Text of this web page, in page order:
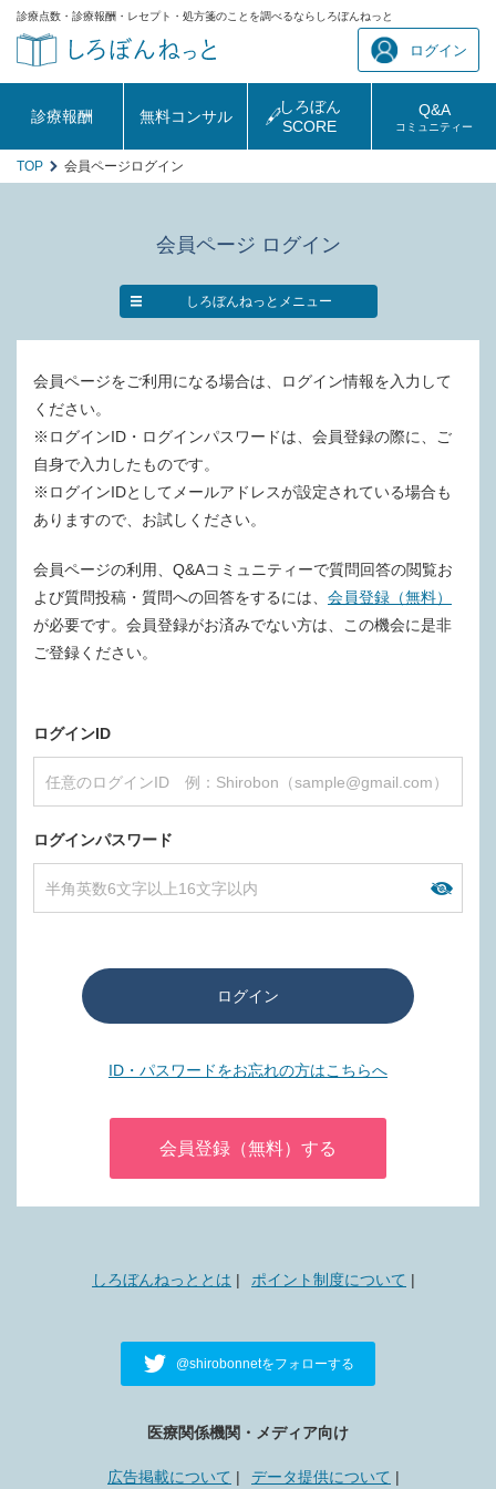
診療点数・診療報酬・レセプト・処方箋のことを調べるならしろぼんねっと
ログイン
診療報酬 無料コンサル
しろぼん
SCORE
Q&A
コミュニティー
TOP 会員ページログイン
会員ページ ログイン
しろぼんねっとメニュー
会員ページをご利用になる場合は、ログイン情報を入力して
ください。
※ログインID・ログインパスワードは、会員登録の際に、ご
自身で入力したものです。
※ログインIDとしてメールアドレスが設定されている場合も
ありますので、お試しください。
会員ページの利用、Q&Aコミュニティーで質問回答の閲覧お
よび質問投稿・質問への回答をするには、 会員登録（無料）
が必要です。会員登録がお済みでない方は、この機会に是非
ご登録ください。
ログインID
ログインパスワード
ログイン
ID・パスワードをお忘れの方はこちらへ
会員登録（無料）する
しろぼんねっととは ポイント制度について
@shirobonnetをフォローする
医療関係機関・メディア向け
広告掲載について データ提供について